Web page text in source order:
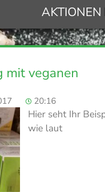
AKTIONEN
mit veganen
20:16
Hier seht Ihr
wie laut